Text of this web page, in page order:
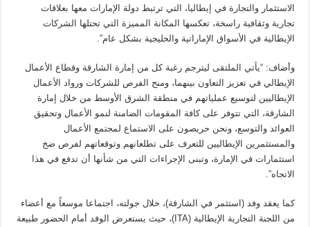
الاستثمار والتجارة في إيطاليا، التي ترتبط دولة الإمارات معها بعلاقات
تجارية وثقافية راسخة، تعكسها المكانة المميزة التي تحتلها الشركات
الإيطالية في الأسواق الإماراتية والخليجية بشكل عام”.
وأضاف: “يأتي الملتقى ليترجم رغبة كل من إمارة الشارقة وقطاع الأعمال
الإيطالي في تعزيز التعاون بينهما، ومنح الفرص للشركات ورواد الأعمال
الإيطاليين لتوسيع عملياتهم في منطقة الشرق الأوسط من خلال إمارة
الشارقة، التي تتوفر على كافة المقومات الضامنة لنمو الأعمال وتحقيق
العوائد والتوسع، ونحن حريصون على الاستماع لمجتمع الأعمال
والمستثمرين الإيطاليين للتعرف على تطلعانهم وتوقعاتهم لفرص ضخ
استثمارات في الإمارة، وتبنى الإجراءات التي من شأنها أن تدفع في هذا
الاتجاه”.
كما يعقد وفد (استثمر في الشارقة)، خلال جولته، اجتماعا موسعاً مع أعضاء
من اللجنة التجارية الإيطالية (ITA)، حيث يستعرض الوفد أمام الحضور طبيعة